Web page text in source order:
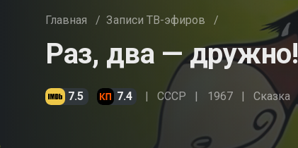
Главная / Записи ТВ-эфиров /
Раз, два — дружно!
7.5 7.4 СССР 1967 Сказка